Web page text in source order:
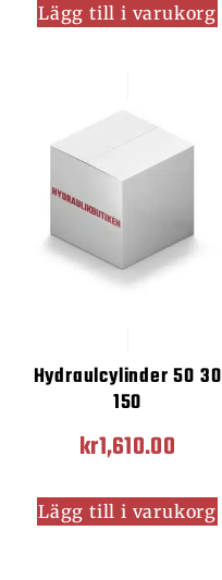
Lägg till i varukorg
Hydraulcylinder 50 30
150
kr1,610.00
Lägg till i varukorg